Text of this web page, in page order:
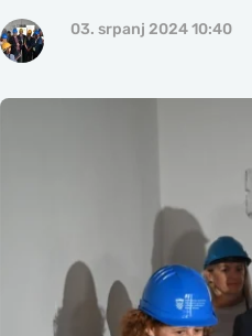
03. srpanj 2024 10:40